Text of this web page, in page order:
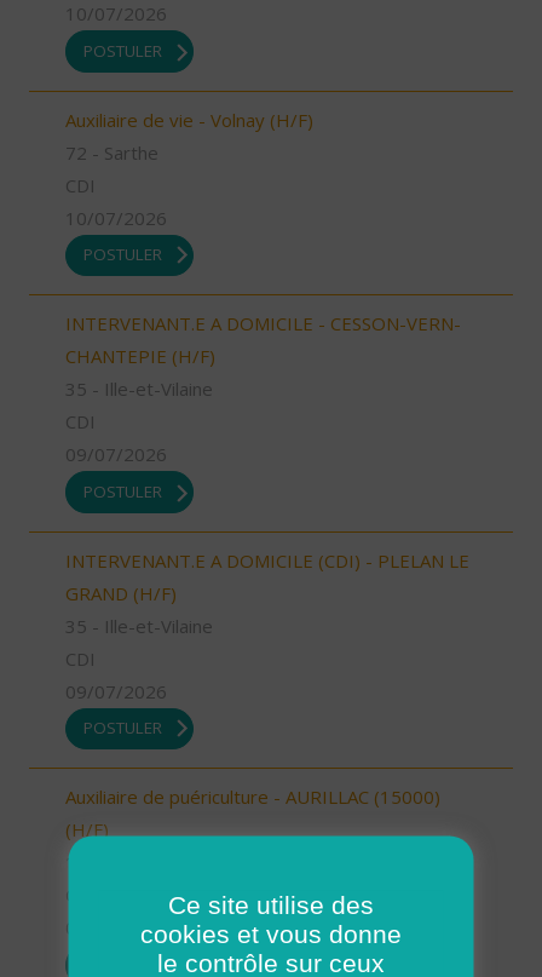
10/07/2026
POSTULER
Auxiliaire de vie - Volnay (H/F)
72 - Sarthe
CDI
10/07/2026
POSTULER
INTERVENANT.E A DOMICILE - CESSON-VERN-
CHANTEPIE (H/F)
35 - Ille-et-Vilaine
CDI
09/07/2026
POSTULER
INTERVENANT.E A DOMICILE (CDI) - PLELAN LE
GRAND (H/F)
35 - Ille-et-Vilaine
CDI
09/07/2026
POSTULER
Auxiliaire de puériculture - AURILLAC (15000)
(H/F)
15 - Cantal
09/07/2026
Ce site utilise des
cookies et vous donne
le contrôle sur ceux